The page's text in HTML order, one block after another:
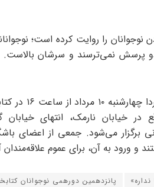
کار کردن نوجوانان را روایت کرده است؛
پرسش نمی‌ترسند و سرشان بالاست.
دورهمی
هنری منطقه ۸ واقع در خیابان نارمک،
برگزار می‌شود. جمعی از اعضای
ورود به آن، برای عموم علاقه‌مندان
پانزدهمین دورهمی نوجوانان